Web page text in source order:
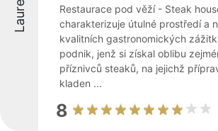
Restaurace pod věží - Steak
charakterizuje útulné prostředí a
kvalitních gastronomických
podnik, jenž si získal oblibu
příznivců steaků, na jejichž
kladen ...
8